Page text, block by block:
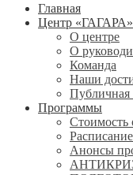
Главная
Центр «ГАГАРА»
О центре
О
Команда
Наши
Публичная
Программы
Анонсы